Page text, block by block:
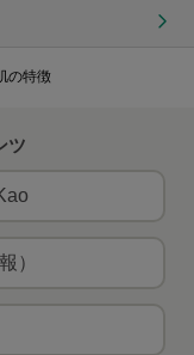
の特徴
ツ
）